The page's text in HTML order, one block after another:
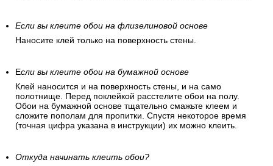
Если вы клеите обои на флизелиновой основе
Наносите клей только на поверхность стены.
Если вы клеите обои на бумажной основе
Клей наносится и на поверхность стены, и на само
полотнище. Перед поклейкой расстелите обои на полу.
Обои на бумажной основе тщательно смажьте клеем и
сложите пополам для пропитки. Спустя некоторое время
(точная цифра указана в инструкции) их можно клеить.
Откуда начинать клеить обои?